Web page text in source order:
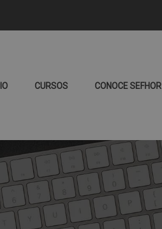
CURSOS CONOCE SEFHOR